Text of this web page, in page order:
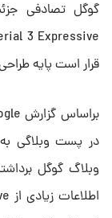
گوگل تصادفی
قرار است پایه
در پست وبلاگی
وبلاگ گوگل